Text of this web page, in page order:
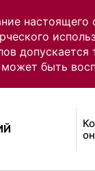
настоящего
может быть